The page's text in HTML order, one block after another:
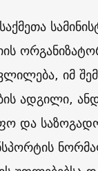
იმ
ადგილი,
და